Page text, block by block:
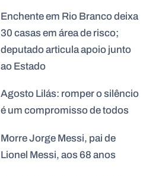
Enchente em Rio Branco deixa
30 casas em área de risco;
deputado articula apoio junto
ao Estado
Agosto Lilás: romper o silêncio
é um compromisso de todos
Morre Jorge Messi, pai de
Lionel Messi, aos 68 anos